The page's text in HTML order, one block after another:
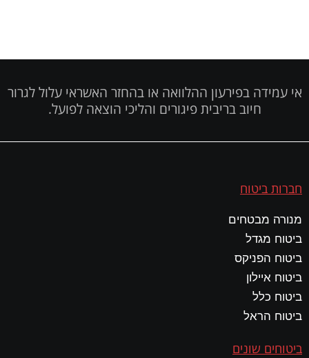
אי עמידה בפירעון ההלוואה או בהחזר האשראי עלול לגרור
חיוב בריבית פיגורים והליכי הוצאה לפועל.
חברות ביטוח
מנורה מבטחים
ביטוח מגדל
ביטוח הפניקס
ביטוח איילון
ביטוח כלל
ביטוח הראל
ביטוחים שונים